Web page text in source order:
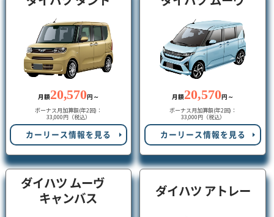
月額 20,570 円～
ボーナス月加算額(年2回)：
33,000円（税込）
カーリース情報を見る
月額 20,570 円～
ボーナス月加算額(年2回)：
33,000円（税込）
カーリース情報を見る
ダイハツ ムーヴ
キャンバス
ダイハツ アトレー